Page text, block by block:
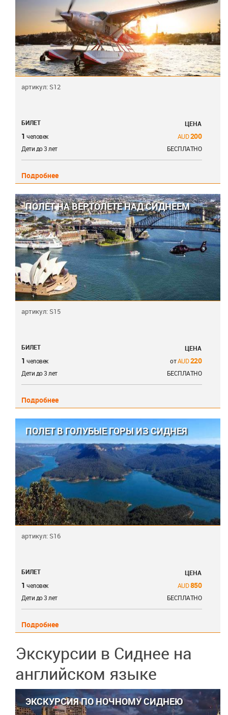
артикул: S12
БИЛЕТ ЦЕНА
1 человек 200
Дети до 3 лет БЕСПЛАТНО
Подробнее
ПОЛЕТ НА ВЕРТОЛЕТЕ НАД СИДНЕЕМ
артикул: S15
БИЛЕТ ЦЕНА
1 человек от 220
Дети до 3 лет БЕСПЛАТНО
Подробнее
ПОЛЕТ В ГОЛУБЫЕ ГОРЫ ИЗ СИДНЕЯ
артикул: S16
БИЛЕТ ЦЕНА
1 человек 850
Дети до 3 лет БЕСПЛАТНО
Подробнее
Экскурсии в Сиднее на
английском языке
ЭКСКУРСИЯ ПО НОЧНОМУ СИДНЕЮ